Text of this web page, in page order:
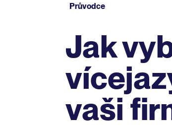
Průvodce
Jak
vaši